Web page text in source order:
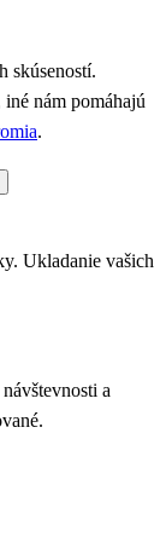
skúseností.
nám pomáhajú
.
Ukladanie vašich
a